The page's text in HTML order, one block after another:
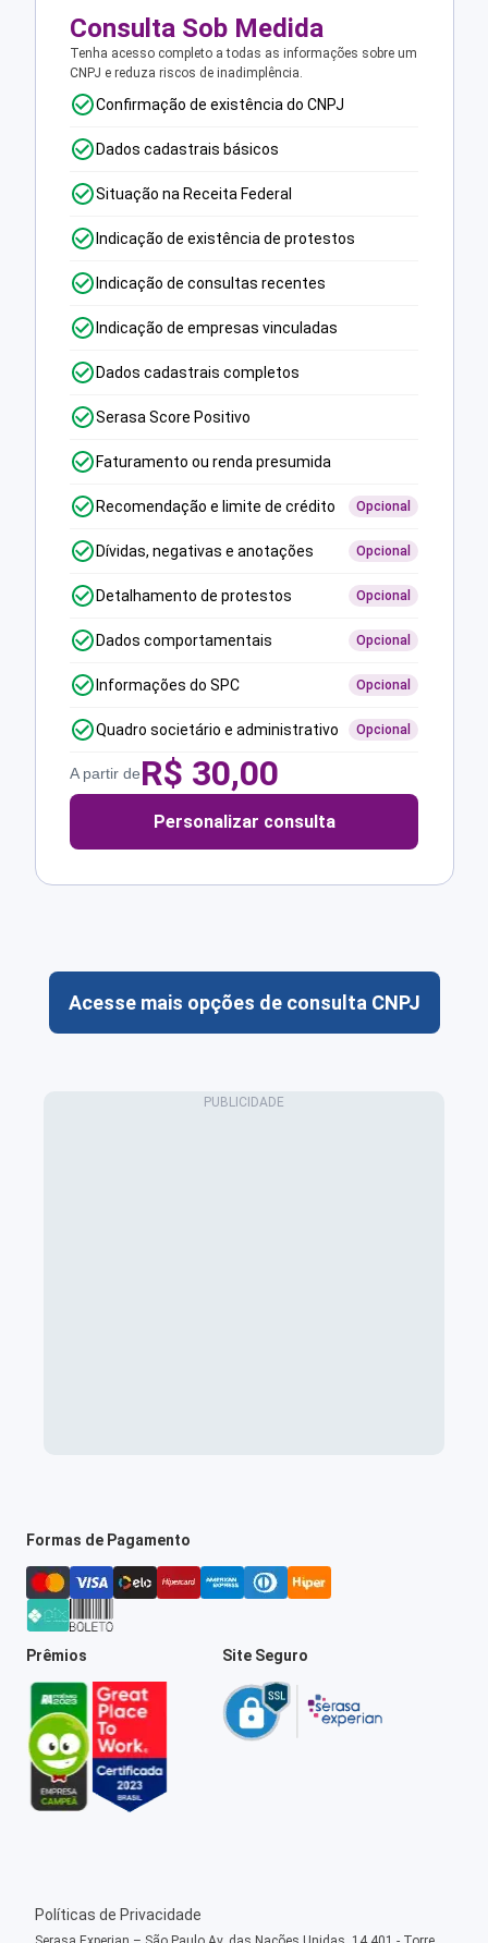
Consulta Sob Medida
Tenha acesso completo a todas as informações sobre um
CNPJ e reduza riscos de inadimplência.
Confirmação de existência do CNPJ
Dados cadastrais básicos
Situação na Receita Federal
Indicação de existência de protestos
Indicação de consultas recentes
Indicação de empresas vinculadas
Dados cadastrais completos
Serasa Score Positivo
Faturamento ou renda presumida
Recomendação e limite de crédito Opcional
Dívidas, negativas e anotações Opcional
Detalhamento de protestos Opcional
Dados comportamentais Opcional
Informações do SPC Opcional
Quadro societário e administrativo Opcional
A partir deR$ 30,00
Personalizar consulta
Acesse mais opções de consulta CNPJ
Formas de Pagamento
Prêmios Site Seguro
Políticas de Privacidade